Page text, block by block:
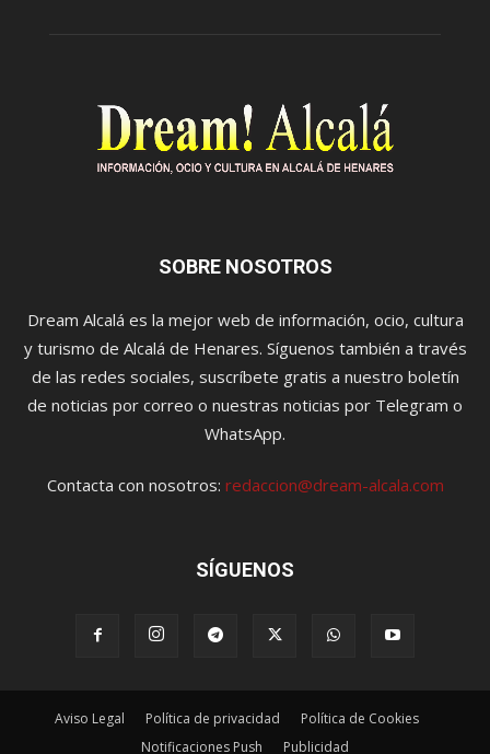
SOBRE NOSOTROS
Dream Alcalá es la mejor web de información, ocio, cultura
y turismo de Alcalá de Henares. Síguenos también a través
de las redes sociales, suscríbete gratis a nuestro boletín
de noticias por correo o nuestras noticias por Telegram o
WhatsApp.
Contacta con nosotros: redaccion@dream-alcala.com
SÍGUENOS
Aviso Legal Política de privacidad
Política de Cookies
Notificaciones Push
Publicidad